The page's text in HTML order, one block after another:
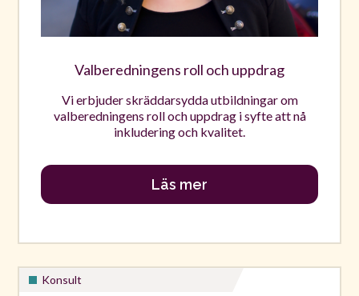
Valberedningens roll och uppdrag
Vi erbjuder skräddarsydda utbildningar om
valberedningens roll och uppdrag i syfte att nå
inkludering och kvalitet.
Läs mer
Konsult